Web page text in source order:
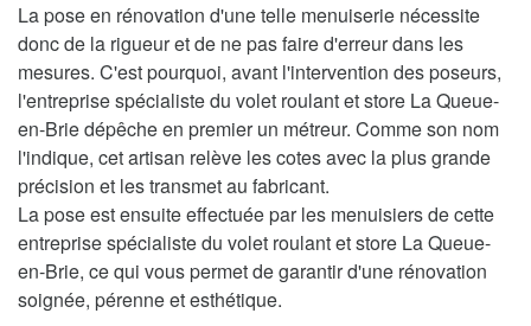
La pose en rénovation d'une telle menuiserie nécessite
donc de la rigueur et de ne pas faire d'erreur dans les
mesures. C'est pourquoi, avant l'intervention des poseurs,
l'entreprise spécialiste du volet roulant et store La Queue-
en-Brie dépêche en premier un métreur. Comme son nom
l'indique, cet artisan relève les cotes avec la plus grande
précision et les transmet au fabricant.
La pose est ensuite effectuée par les menuisiers de cette
entreprise spécialiste du volet roulant et store La Queue-
en-Brie, ce qui vous permet de garantir d'une rénovation
soignée, pérenne et esthétique.